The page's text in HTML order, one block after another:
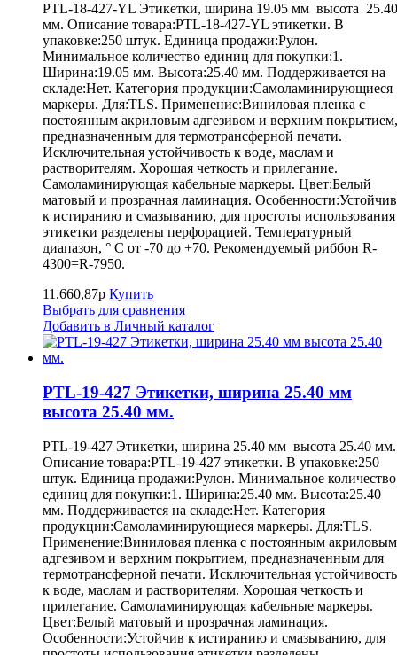
PTL-18-427-YL Этикетки, ширина 19.05 мм высота 25.40
мм. Описание товара:PTL-18-427-YL этикетки. В
упаковке:250 штук. Единица продажи:Рулон.
Минимальное количество единиц для покупки:1.
Ширина:19.05 мм. Высота:25.40 мм. Поддерживается на
складе:Нет. Категория продукции:Самоламинирующиеся
маркеры. Для:TLS. Применение:Виниловая пленка с
постоянным акриловым адгезивом и верхним покрытием,
предназначенным для термотрансферной печати.
Исключительная устойчивость к воде, маслам и
растворителям. Хорошая четкость и прилегание.
Самоламинирующая кабельные маркеры. Цвет:Белый
матовый и прозрачная ламинация. Особенности:Устойчив
к истиранию и смазыванию, для простоты использования
этикетки разделены перфорацией. Температурный
диапазон, ° С от -70 до +70. Рекомендуемый риббон R-
4300=R-7950.
11.660,87р Купить
Выбрать для сравнения
Добавить в Личный каталог
PTL-19-427 Этикетки, ширина 25.40 мм
высота 25.40 мм.
PTL-19-427 Этикетки, ширина 25.40 мм высота 25.40
Описание товара:PTL-19-427 этикетки. В упаковке:250
штук. Единица продажи:Рулон. Минимальное количество
единиц для покупки:1. Ширина:25.40 мм. Высота:25.40
мм. Поддерживается на складе:Нет. Категория
продукции:Самоламинирующиеся маркеры. Для:TLS.
Применение:Виниловая пленка с постоянным акриловым
адгезивом и верхним покрытием, предназначенным для
термотрансферной печати. Исключительная устойчивость
к воде, маслам и растворителям. Хорошая четкость и
прилегание. Самоламинирующая кабельные маркеры.
Цвет:Белый матовый и прозрачная ламинация.
Особенности:Устойчив к истиранию и смазыванию, для